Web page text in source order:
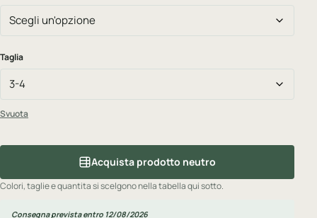
Taglia
Svuota
Acquista prodotto neutro
Colori, taglie e quantita si scelgono nella tabella qui sotto.
Consegna prevista entro 12/08/2026